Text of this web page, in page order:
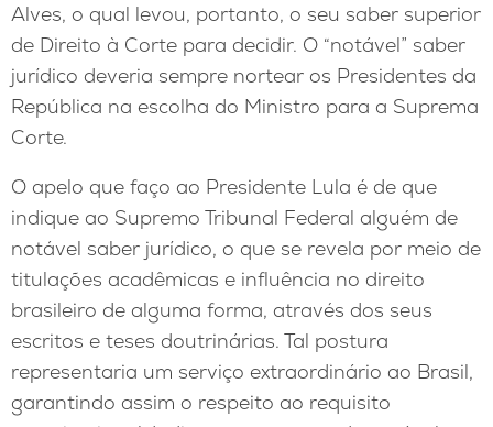
Alves, o qual levou, portanto, o seu saber superior
de Direito à Corte para decidir. O “notável” saber
jurídico deveria sempre nortear os Presidentes da
República na escolha do Ministro para a Suprema
Corte.
O apelo que faço ao Presidente Lula é de que
indique ao Supremo Tribunal Federal alguém de
notável saber jurídico, o que se revela por meio de
titulações acadêmicas e influência no direito
brasileiro de alguma forma, através dos seus
escritos e teses doutrinárias. Tal postura
representaria um serviço extraordinário ao Brasil,
garantindo assim o respeito ao requisito